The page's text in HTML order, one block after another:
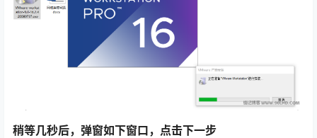
稍等几秒后，弹窗如下窗口，点击下一步